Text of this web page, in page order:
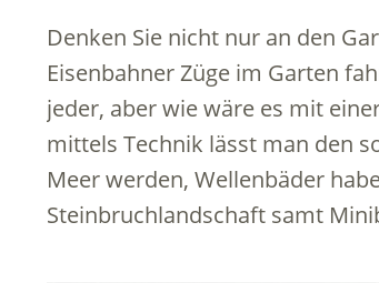
Denken Sie nicht nur an den
Eisenbahner Züge im Garten
jeder, aber wie wäre es mit
mittels Technik lässt man den
Meer werden, Wellenbäder
Steinbruchlandschaft samt